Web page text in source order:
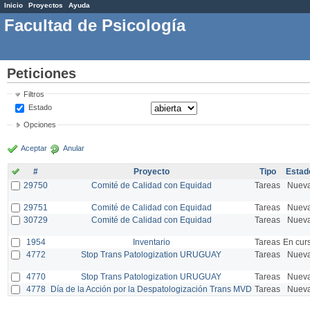
Inicio Proyectos Ayuda
Facultad de Psicología
Peticiones
Filtros
Estado
Opciones
Aceptar Anular
# Proyecto Tipo
29750
Comité de Calidad con Equidad Tareas
29751 Comité de Calidad con Equidad Tareas
30729
Comité de Calidad con Equidad Tareas
1954 Inventario Tareas En
4772
Stop Trans Patologization URUGUAY Tareas
4770 Stop Trans Patologization URUGUAY Tareas
4778
Día de la Acción por la Despatologización Trans MVD Tareas